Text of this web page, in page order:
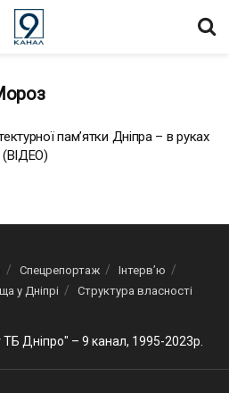
пам’ятки Дніпра – в руках
(ВІДЕО)
Спецрепортаж
Інтерв’ю
у Дніпрі Структура власності
Дніпро" – 9 канал, 1995-2023р.